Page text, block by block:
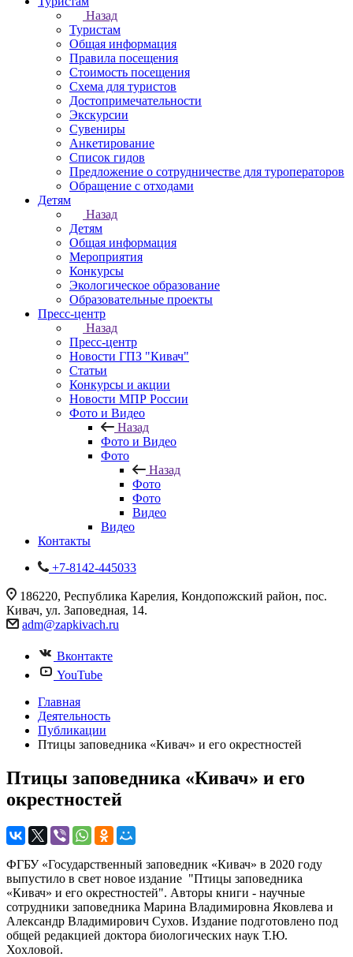
Назад
Туристам
Общая информация
Правила посещения
Стоимость посещения
Схема для туристов
Достопримечательности
Экскурсии
Сувениры
Анкетирование
Список гидов
Предложение о сотрудничестве для туроператоров
Обращение с отходами
Детям
Назад
Детям
Общая информация
Мероприятия
Конкурсы
Экологическое образование
Образовательные проекты
Пресс-центр
Назад
Пресс-центр
Новости ГПЗ "Кивач"
Статьи
Конкурсы и акции
Новости МПР России
Фото и Видео
Назад
Фото и Видео
Фото
Назад
Фото
Фото
Видео
Видео
Контакты
+7-8142-445033
186220, Республика Карелия, Кондопожский район, пос.
Кивач, ул. Заповедная, 14.
adm@zapkivach.ru
Вконтакте
YouTube
Главная
Деятельность
Публикации
Птицы заповедника «Кивач» и его окрестностей
Птицы заповедника «Кивач» и его
окрестностей
ФГБУ «Государственный заповедник «Кивач» в 2020 году
выпустило в свет новое издание "Птицы заповедника
«Кивач» и его окрестностей". Авторы книги - научные
сотрудники заповедника Марина Владимировна Яковлева и
Александр Владимирович Сухов. Издание подготовлено под
общей редакцией доктора биологических наук Т.Ю.
Хохловой.